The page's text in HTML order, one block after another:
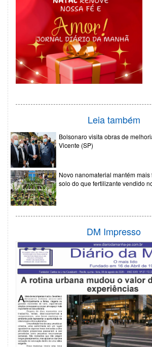
Leia também
Bolsonaro visita obras de
Vicente (SP)
Novo nanomaterial mantém
solo do que fertilizante vendido
DM Impresso